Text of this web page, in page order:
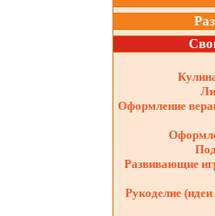
Оформление
Развивающие
Рукоделие